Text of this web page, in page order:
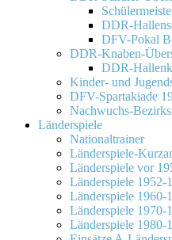
DDR-
DFV-Pokal
DDR-Knaben-
DDR-
Kinder- und
DFV-Spartakiade
Nachwuchs-
Länderspiele
Nationaltrainer
Länderspiele-
Länderspiele vor
Länderspiele 1952-
Länderspiele 1960-
Länderspiele 1970-
Länderspiele 1980-